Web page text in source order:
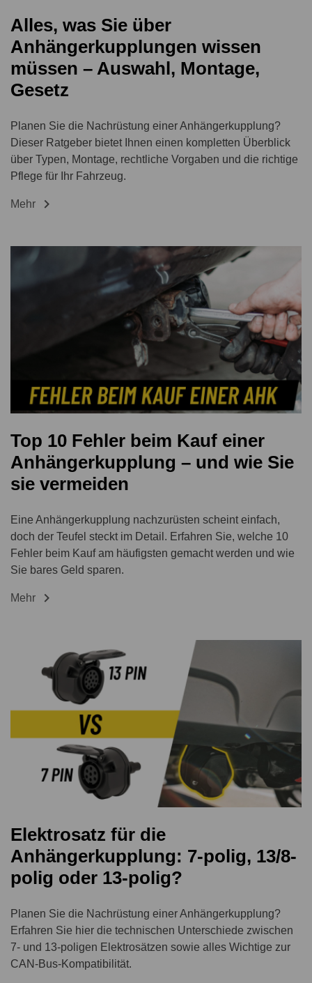
Alles, was Sie über
Anhängerkupplungen wissen
müssen – Auswahl, Montage,
Gesetz
Planen Sie die Nachrüstung einer Anhängerkupplung?
Dieser Ratgeber bietet Ihnen einen kompletten Überblick
über Typen, Montage, rechtliche Vorgaben und die richtige
Pflege für Ihr Fahrzeug.
Mehr 
Top 10 Fehler beim Kauf einer
Anhängerkupplung – und wie Sie
sie vermeiden
Eine Anhängerkupplung nachzurüsten scheint einfach,
doch der Teufel steckt im Detail. Erfahren Sie, welche 10
Fehler beim Kauf am häufigsten gemacht werden und wie
Sie bares Geld sparen.
Mehr 
Elektrosatz für die
Anhängerkupplung: 7-polig, 13/8-
polig oder 13-polig?
Planen Sie die Nachrüstung einer Anhängerkupplung?
Erfahren Sie hier die technischen Unterschiede zwischen
7- und 13-poligen Elektrosätzen sowie alles Wichtige zur
CAN-Bus-Kompatibilität.